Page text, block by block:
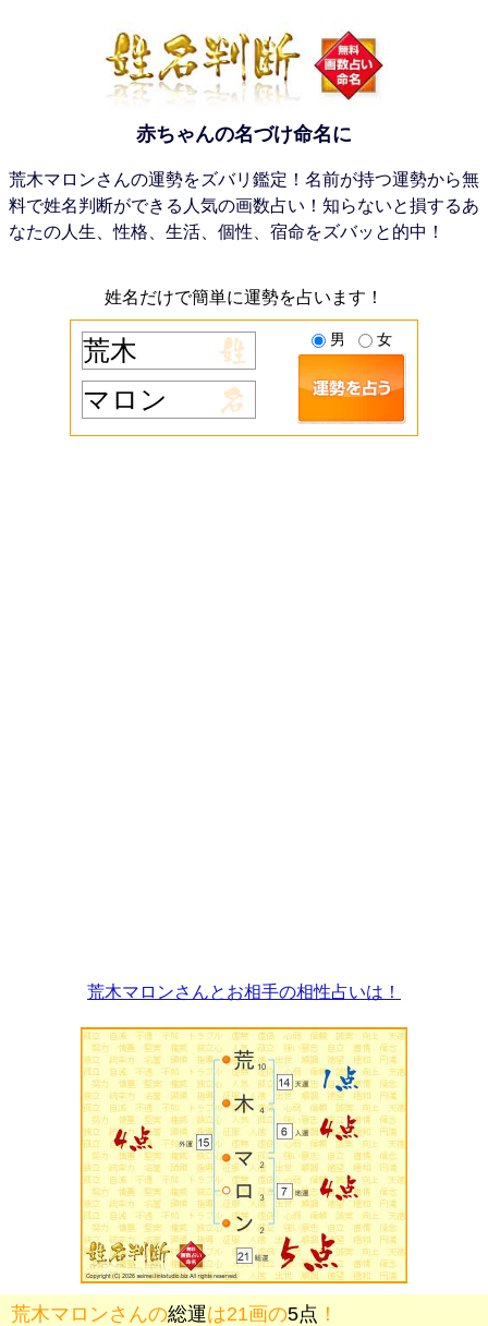
赤ちゃんの名づけ命名に
荒木マロンさんの運勢をズバリ鑑定！名前が持つ運勢から無
料で姓名判断ができる人気の画数占い！知らないと損するあ
なたの人生、性格、生活、個性、宿命をズバッと的中！
姓名だけで簡単に運勢を占います！
男 女
荒木マロンさんとお相手の相性占いは！
荒木マロンさんの総運は21画の5点 ！